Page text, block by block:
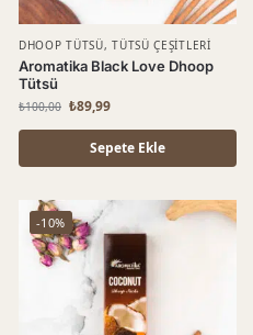
DHOOP TÜTSÜ,TÜTSÜ ÇEŞITLERI
Aromatika Black Love Dhoop
Tütsü
₺100,00 ₺89,99
Sepete Ekle
-10%